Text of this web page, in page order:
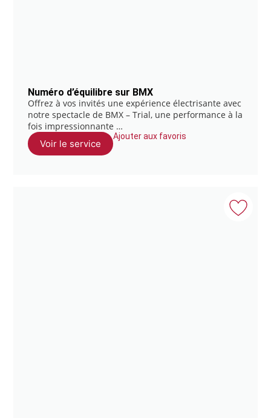
Numéro d’équilibre sur BMX
Offrez à vos invités une expérience électrisante avec
notre spectacle de BMX – Trial, une performance à la
fois impressionnante …
Voir le service
Ajouter aux favoris